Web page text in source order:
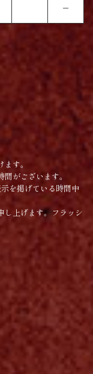
－
す。
がございます。
を掲げている時間中
上げます。フラッシ